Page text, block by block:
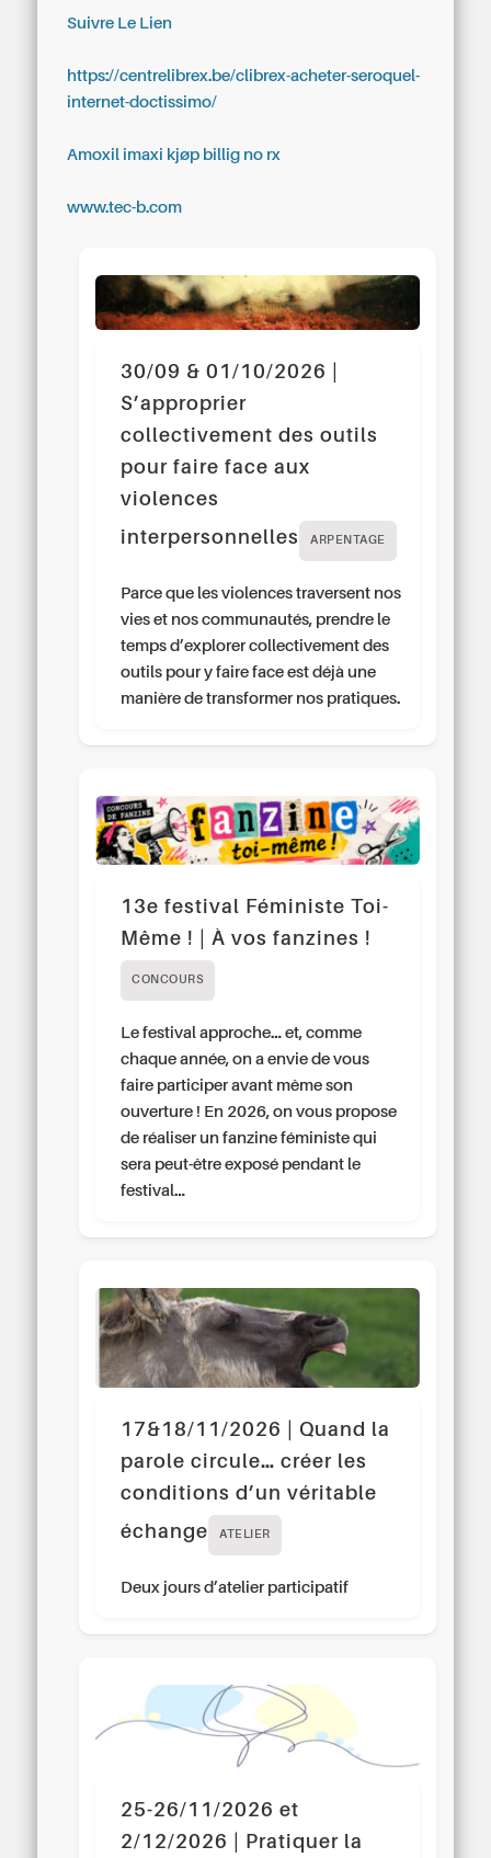
Suivre Le Lien
https://centrelibrex.be/clibrex-acheter-seroquel-
internet-doctissimo/
Amoxil imaxi kjøp billig no rx
www.tec-b.com
30/09 & 01/10/2026 |
S’approprier
collectivement des outils
pour faire face aux
violences
interpersonnelles
ARPENTAGE
Parce que les violences traversent nos
vies et nos communautés, prendre le
temps d’explorer collectivement des
outils pour y faire face est déjà une
manière de transformer nos pratiques.
13e festival Féministe Toi-
Même ! | À vos fanzines !
CONCOURS
Le festival approche… et, comme
chaque année, on a envie de vous
faire participer avant même son
ouverture ! En 2026, on vous propose
de réaliser un fanzine féministe qui
sera peut-être exposé pendant le
festival…
17&18/11/2026 | Quand la
parole circule… créer les
conditions d’un véritable
échange
ATELIER
Deux jours d’atelier participatif
25-26/11/2026 et
2/12/2026 | Pratiquer la